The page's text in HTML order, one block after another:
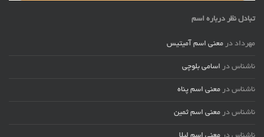
تبادل نظر درباره اسم
مهرداد در معنی اسم آمیتیس
ناشناس در اسامی بلوچی
ناشناس در معنی اسم پناه
ناشناس در معنی اسم ثمین